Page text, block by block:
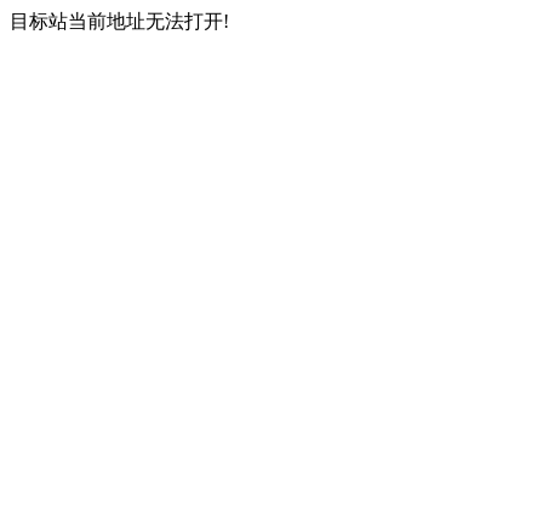
目标站当前地址无法打开!